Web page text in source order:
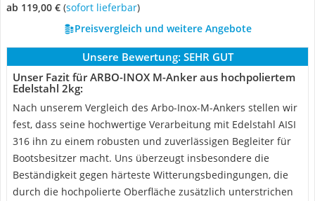
ab 119,00 € ( Sofort lieferbar)
Preisvergleich und weitere Angebote
Unsere Bewertung: SEHR GUT
Unser Fazit für ARBO-INOX M-Anker aus hochpoliertem
Edelstahl 2kg:
Nach unserem Vergleich des Arbo-Inox-M-Ankers stellen wir
fest, dass seine hochwertige Verarbeitung mit Edelstahl AISI
316 ihn zu einem robusten und zuverlässigen Begleiter für
Bootsbesitzer macht. Uns überzeugt insbesondere die
Beständigkeit gegen härteste Witterungsbedingungen, die
durch die hochpolierte Oberfläche zusätzlich unterstrichen